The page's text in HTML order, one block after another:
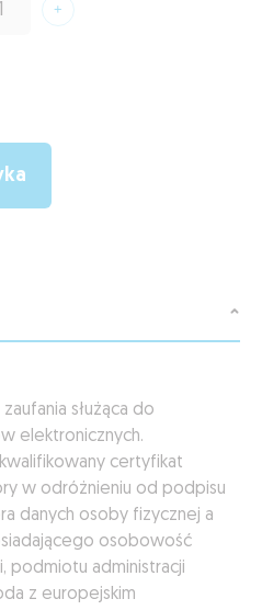
zaufania służąca do
elektronicznych.
certyfikat
w odróżnieniu od podpisu
danych osoby fizycznej a
osobowość
podmiotu administracji
z europejskim